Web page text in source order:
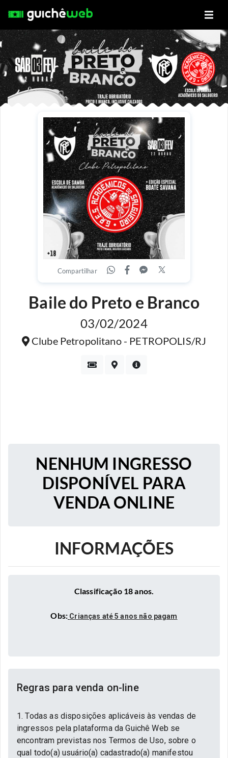
Compartilhar
Baile do Preto e Branco
03/02/2024
Clube Petropolitano - PETROPOLIS/RJ
NENHUM INGRESSO
DISPONÍVEL PARA
VENDA ONLINE
INFORMAÇÕES
Classificação 18 anos.
Obs: Crianças até 5 anos não pagam
Regras para venda on-line
1. Todas as disposições aplicáveis às vendas de
ingressos pela plataforma da Guichê Web se
encontram previstas nos Termos de Uso, sobre o
qual todo(a) usuário(a) cadastrado(a) manifestou